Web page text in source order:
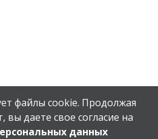
техникум им.
файлы cookie. Продолжая
вы даете свое согласие на
данных